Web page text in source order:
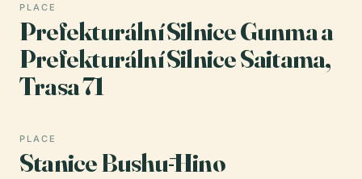
PLACE
Prefekturální Silnice Gunma a
Prefekturální Silnice Saitama,
Trasa 71
PLACE
Stanice Bushū-Hino